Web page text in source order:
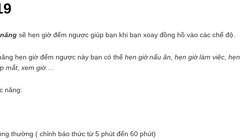
sẽ hẹn giờ đếm ngược giúp bạn khi bạn xoay đồng hồ vào các chế độ.
hẹn giờ đếm ngược này bạn có thể hẹn giờ nấu ăn, hẹn giờ làm việc, hẹn
mắt, xem giờ.
năng:
thường ( chỉnh báo thức từ 5 phút đến 60 phút)